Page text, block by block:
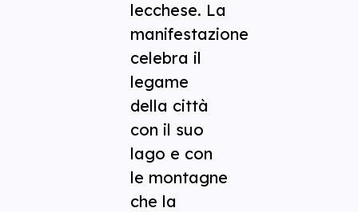
lecchese. La
manifestazione
celebra il
legame
della città
con il suo
lago e con
le montagne
che la